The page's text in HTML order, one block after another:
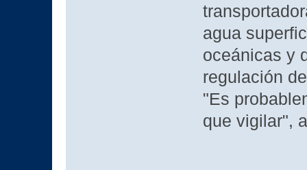
agua
oceánicas y
regulación
"Es
que vigilar",